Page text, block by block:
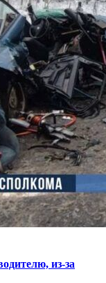
из-за